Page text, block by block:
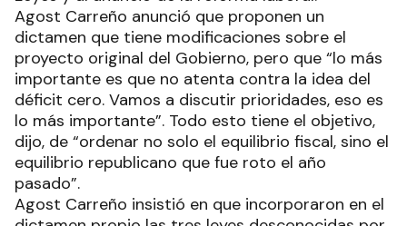
Agost Carreño anunció que proponen un
dictamen que tiene modificaciones sobre el
proyecto original del Gobierno, pero que “lo más
importante es que no atenta contra la idea del
déficit cero. Vamos a discutir prioridades, eso es
lo más importante”. Todo esto tiene el objetivo,
dijo, de “ordenar no solo el equilibrio fiscal, sino el
equilibrio republicano que fue roto el año
pasado”.
Agost Carreño insistió en que incorporaron en el